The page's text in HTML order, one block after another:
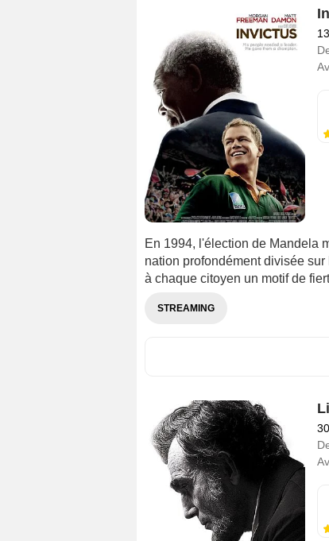
En 1994, l'élection de Mandela
nation profondément divisée
à chaque citoyen un motif de
STREAMING